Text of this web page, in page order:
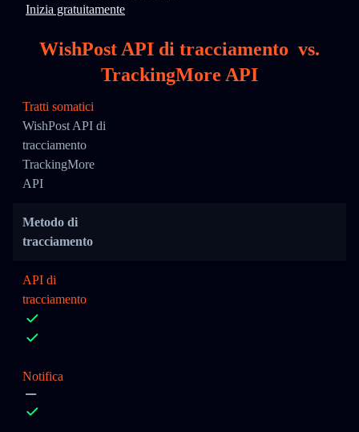
Inizia gratuitamente
WishPost API di tracciamento vs.
TrackingMore API
Tratti somatici
WishPost API di
tracciamento
TrackingMore
API
Metodo di
tracciamento
API di
tracciamento
Notifica